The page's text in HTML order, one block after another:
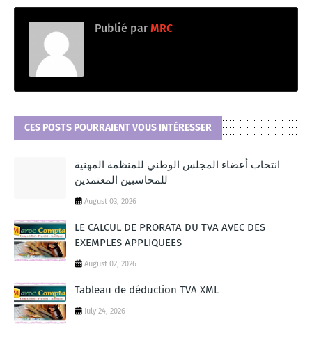
Publié par MRC
CES POSTS POURRAIENT VOUS INTÉRESSER
انتخاب أعضاء المجلس الوطني للمنظمة المهنية
للمحاسبين المعتمدين
August 03, 2026
LE CALCUL DE PRORATA DU TVA AVEC DES
EXEMPLES APPLIQUEES
August 02, 2026
Tableau de déduction TVA XML
July 24, 2026